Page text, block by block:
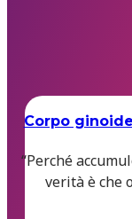
Corpo
“Perché
verità è che